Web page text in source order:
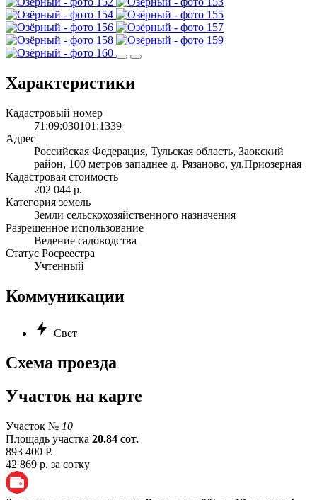
Характеристики
Кадастровый номер
71:09:030101:1339
Адрес
Российская Федерация, Тульская область, Заокский
район, 100 метров западнее д. Рязаново, ул.Приозерная
Кадастровая стоимость
202 044 р.
Категория земель
Земли сельскохозяйственного назначения
Разрешенное использование
Ведение садоводства
Статус Росреестра
Учтенный
Коммуникации
Свет
Схема проезда
Участок на карте
Участок № 10
Площадь участка 20.84 сот.
893 400 Р.
42 869 р. за сотку